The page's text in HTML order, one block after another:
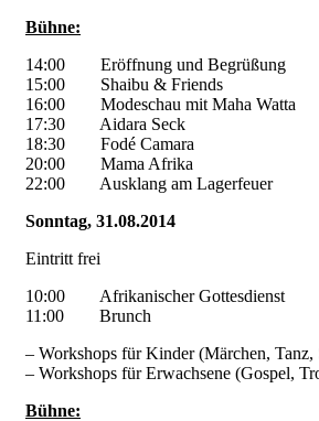
Bühne:
14:00 Eröffnung und Begrüßung
15:00 Shaibu & Friends
16:00 Modeschau mit Maha Watta
17:30 Aidara Seck
18:30 Fodé Camara
20:00 Mama Afrika
22:00 Ausklang am Lagerfeuer
Sonntag, 31.08.2014
Eintritt frei
10:00 Afrikanischer Gottesdienst
11:00 Brunch
– Workshops für Kinder (Märchen, Tanz,
– Workshops für Erwachsene (Gospel,
Bühne: